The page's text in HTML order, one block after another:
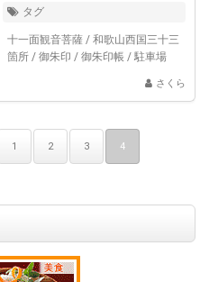
タグ
十一面観音菩薩 / 和歌山西国三十三
箇所 / 御朱印 / 御朱印帳 / 駐車場
さくら
1 2 3 4